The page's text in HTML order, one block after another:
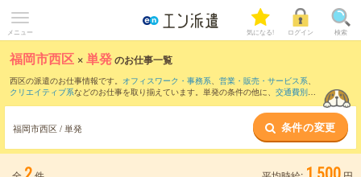
メニュー 気になる! ログイン 検索
福岡市西区 ×単発のお仕事一覧
西区の派遣のお仕事情報です。 オフィスワーク・事務系、 営業・販売・サービス系、
クリエイティブ系などのお仕事を取り揃えています。単発の条件の他に、 交通費別途
福岡市西区 / 単発 条件の変更